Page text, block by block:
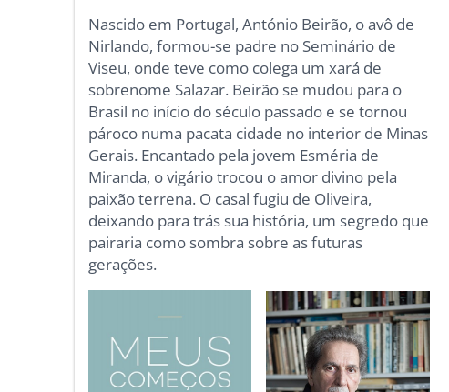
Nascido em Portugal, António Beirão, o avô de
Nirlando, formou-se padre no Seminário de
Viseu, onde teve como colega um xará de
sobrenome Salazar. Beirão se mudou para o
Brasil no início do século passado e se tornou
pároco numa pacata cidade no interior de Minas
Gerais. Encantado pela jovem Esméria de
Miranda, o vigário trocou o amor divino pela
paixão terrena. O casal fugiu de Oliveira,
deixando para trás sua história, um segredo que
pairaria como sombra sobre as futuras
gerações.